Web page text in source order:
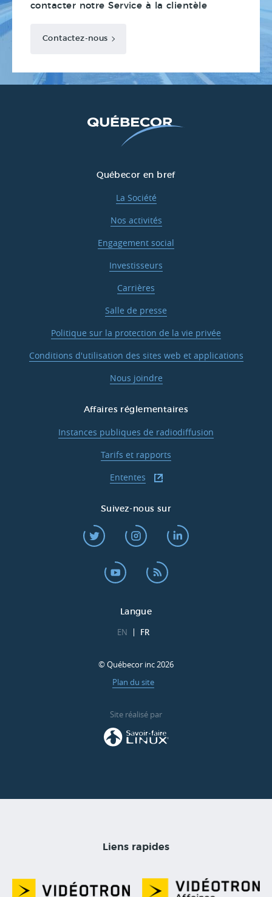
contacter notre Service à la clientèle
Contactez-nous
Québecor en bref
La Société
Nos activités
Engagement social
Investisseurs
Carrières
Salle de presse
Politique sur la protection de la vie privée
Conditions d'utilisation des sites web et applications
Nous joindre
Affaires réglementaires
Instances publiques de radiodiffusion
Tarifs et rapports
Ententes
Suivez-nous sur
Langue
EN FR
© Québecor inc 2026
Plan du site
Site réalisé par
Liens rapides